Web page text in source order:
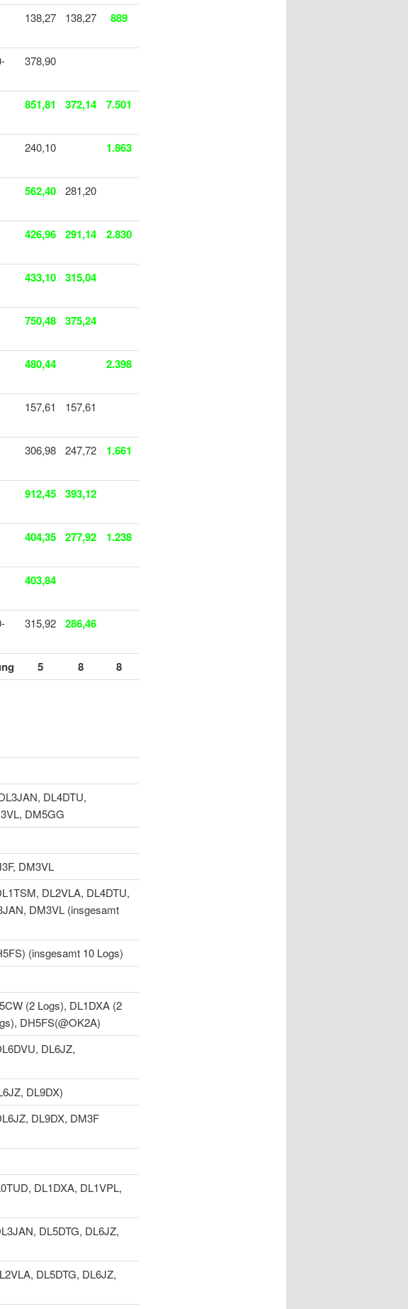
138,27 138,27 889
378,90
851,81 372,14 7.501
240,10 1.863
562,40 281,20
426,96 291,14 2.830
433,10 315,04
750,48 375,24
480,44 2.398
157,61 157,61
306,98 247,72 1.661
912,45 393,12
404,35 277,92 1.238
403,84
315,92 286,46
5 8 8
DL4DTU,
DM5GG
DM3VL
DL2VLA, DL4DTU,
DM3VL (insgesamt
(insgesamt 10 Logs)
(2 Logs), DL1DXA (2
DH5FS(@OK2A)
DL6JZ,
DL9DX)
DL9DX, DM3F
DL1DXA, DL1VPL,
DL5DTG, DL6JZ,
DL5DTG, DL6JZ,